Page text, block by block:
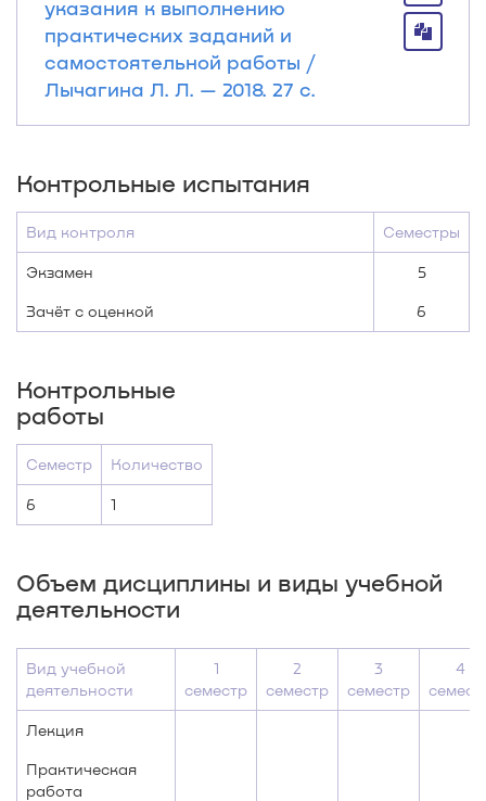
указания к выполнению
практических заданий и
самостоятельной работы /
Лычагина Л. Л. — 2018. 27 с.
Контрольные испытания
Вид контроля Семестры
Экзамен 5
Зачёт с оценкой 6
Контрольные
работы
Семестр Количество
6 1
Объем дисциплины и виды учебной
деятельности
Вид учебной
деятельности
1
семестр
2
семестр
3
семестр
4
Лекция
Практическая
работа